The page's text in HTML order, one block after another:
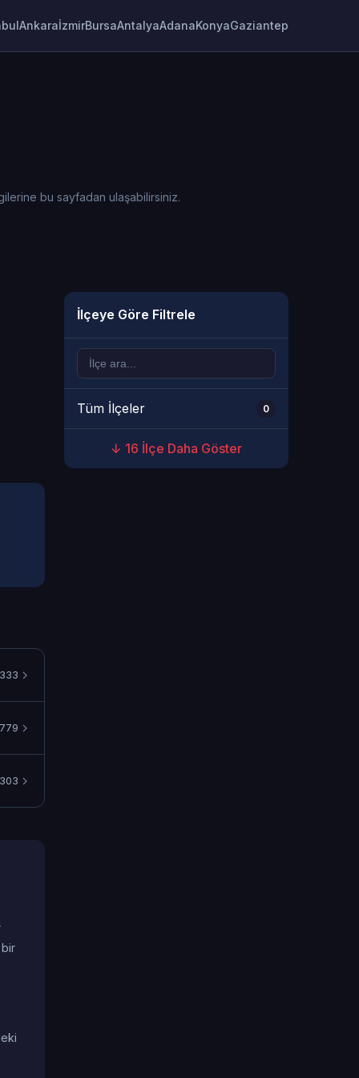
AnkaraİzmirBursaAntalyaAdanaKonyaGaziantep
bu sayfadan ulaşabilirsiniz.
İlçeye Göre Filtrele
Tüm İlçeler 0
↓ 16 İlçe Daha Göster